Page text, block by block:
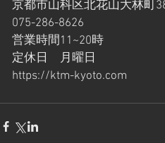
京都市山科区北花山大林町
075-286-8626
営業時間11~20時
定休日　月曜日
https://ktm-kyoto.com